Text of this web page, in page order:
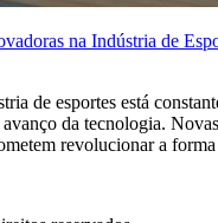
na Indústria de
de esportes está
da tecnologia.
revolucionar a